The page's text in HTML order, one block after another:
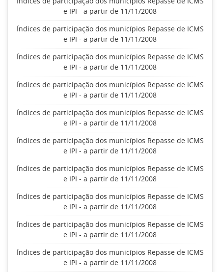
e IPI - a partir de 11/11/2008
Índices de participação dos municípios Repasse de ICMS
e IPI - a partir de 11/11/2008
Índices de participação dos municípios Repasse de ICMS
e IPI - a partir de 11/11/2008
Índices de participação dos municípios Repasse de ICMS
e IPI - a partir de 11/11/2008
Índices de participação dos municípios Repasse de ICMS
e IPI - a partir de 11/11/2008
Índices de participação dos municípios Repasse de ICMS
e IPI - a partir de 11/11/2008
Índices de participação dos municípios Repasse de ICMS
e IPI - a partir de 11/11/2008
Índices de participação dos municípios Repasse de ICMS
e IPI - a partir de 11/11/2008
Índices de participação dos municípios Repasse de ICMS
e IPI - a partir de 11/11/2008
Índices de participação dos municípios Repasse de ICMS
e IPI - a partir de 11/11/2008